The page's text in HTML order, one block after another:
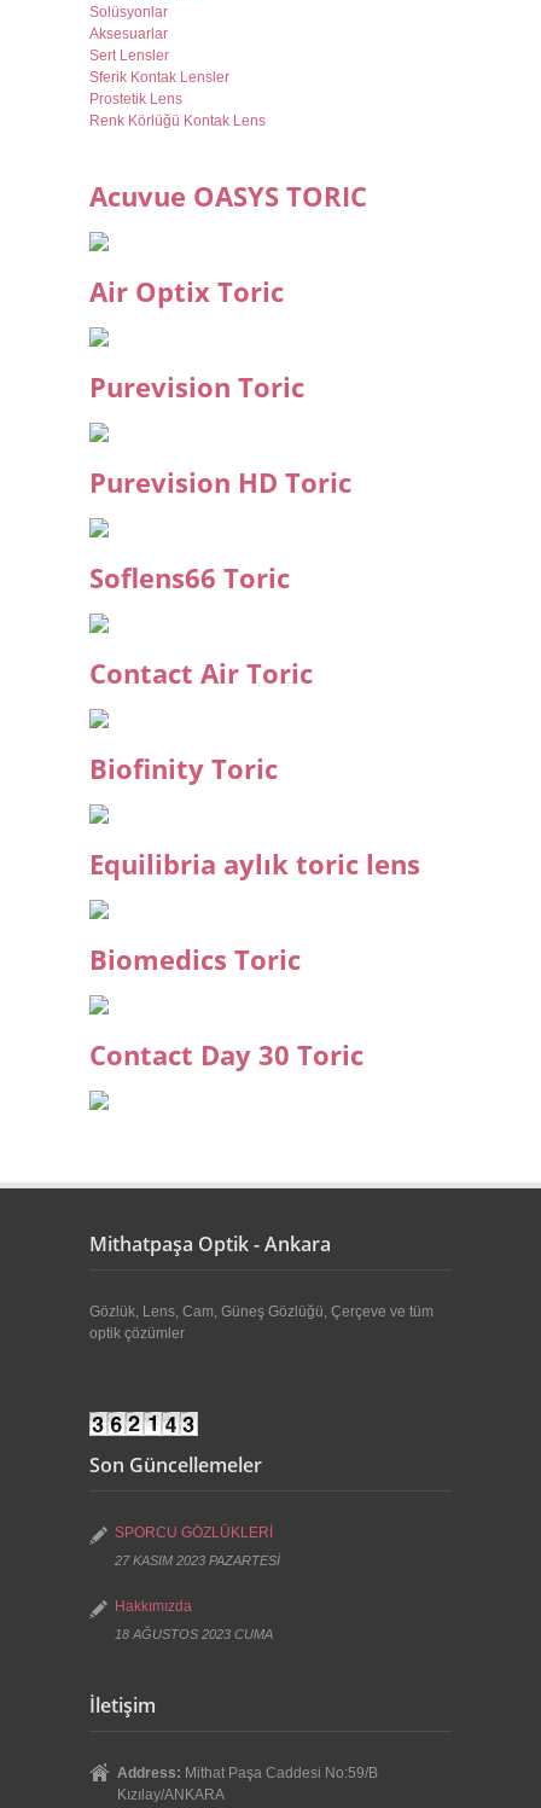
Solüsyonlar
Aksesuarlar
Sert Lensler
Sferik Kontak Lensler
Prostetik Lens
Renk Körlüğü Kontak Lens
Acuvue OASYS TORIC
Air Optix Toric
Purevision Toric
Purevision HD Toric
Soflens66 Toric
Contact Air Toric
Biofinity Toric
Equilibria aylık toric lens
Biomedics Toric
Contact Day 30 Toric
Mithatpaşa Optik - Ankara
Gözlük, Lens, Cam, Güneş Gözlüğü, Çerçeve ve tüm
optik çözümler
Son Güncellemeler
SPORCU GÖZLÜKLERİ
27 KASIM 2023 PAZARTESİ
Hakkımızda
18 AĞUSTOS 2023 CUMA
İletişim
Address: Mithat Paşa Caddesi No:59/B
Kızılay/ANKARA